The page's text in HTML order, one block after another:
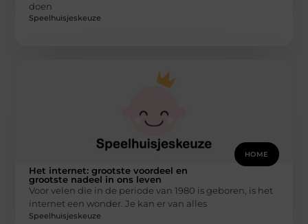
doen
Speelhuisjeskeuze
HOME
Het internet: grootste voordeel en
grootste nadeel in ons leven
Voor velen die in de periode van 1980 is geboren, is het
internet een wonder. Je kan er van alles
Speelhuisjeskeuze